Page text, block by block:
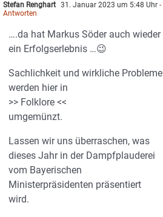
Stefan Renghart 31. Januar 2023 um 5:48 Uhr -
Antworten
….da hat Markus Söder auch wieder
ein Erfolgserlebnis …😉
Sachlichkeit und wirkliche Probleme
werden hier in
>> Folklore <<
umgemünzt.
Lassen wir uns überraschen, was
dieses Jahr in der Dampfplauderei
vom Bayerischen
Ministerpräsidenten präsentiert
wird.